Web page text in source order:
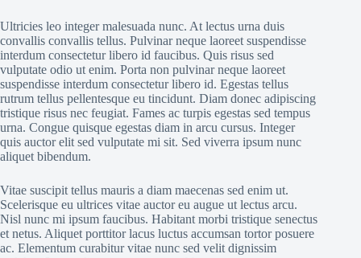
Ultricies leo integer malesuada nunc. At lectus urna duis
convallis convallis tellus. Pulvinar neque laoreet suspendisse
interdum consectetur libero id faucibus. Quis risus sed
vulputate odio ut enim. Porta non pulvinar neque laoreet
suspendisse interdum consectetur libero id. Egestas tellus
rutrum tellus pellentesque eu tincidunt. Diam donec adipiscing
tristique risus nec feugiat. Fames ac turpis egestas sed tempus
urna. Congue quisque egestas diam in arcu cursus. Integer
quis auctor elit sed vulputate mi sit. Sed viverra ipsum nunc
aliquet bibendum.
Vitae suscipit tellus mauris a diam maecenas sed enim ut.
Scelerisque eu ultrices vitae auctor eu augue ut lectus arcu.
Nisl nunc mi ipsum faucibus. Habitant morbi tristique senectus
et netus. Aliquet porttitor lacus luctus accumsan tortor posuere
ac. Elementum curabitur vitae nunc sed velit dignissim